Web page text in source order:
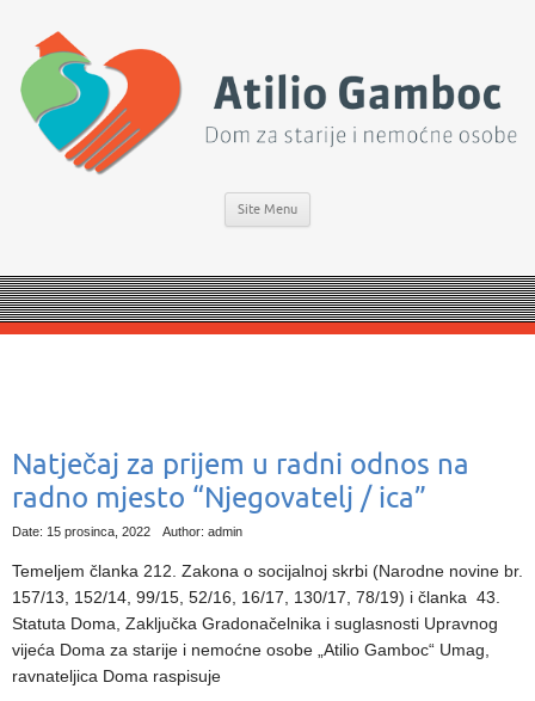
Site Menu
Natječaj za prijem u radni odnos na
radno mjesto “Njegovatelj / ica”
Date: 15 prosinca, 2022 Author: admin
Temeljem članka 212. Zakona o socijalnoj skrbi (Narodne novine br.
157/13, 152/14, 99/15, 52/16, 16/17, 130/17, 78/19) i članka 43.
Statuta Doma, Zaključka Gradonačelnika i suglasnosti Upravnog
vijeća Doma za starije i nemoćne osobe „Atilio Gamboc“ Umag,
ravnateljica Doma raspisuje